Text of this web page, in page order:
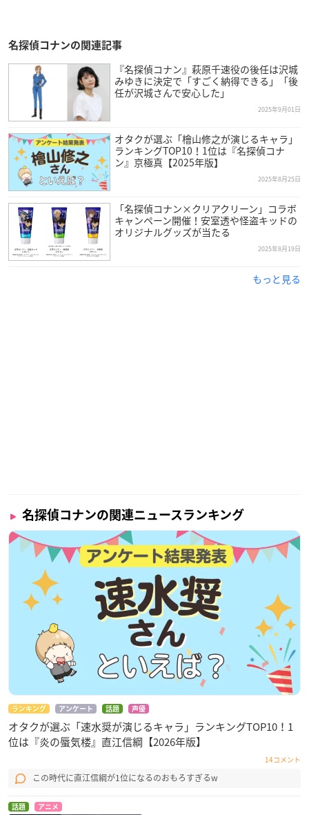
名探偵コナンの関連記事
『名探偵コナン』萩原千速役の後任は沢城
みゆきに決定で「すごく納得できる」「後
任が沢城さんで安心した」
2025年9月01日
オタクが選ぶ「檜山修之が演じるキャラ」
ランキングTOP10！1位は『名探偵コナ
ン』京極真【2025年版】
2025年8月25日
「名探偵コナン×クリアクリーン」コラボ
キャンペーン開催！安室透や怪盗キッドの
オリジナルグッズが当たる
2025年8月19日
もっと見る
名探偵コナンの関連ニュースランキング
ランキング アンケート 話題 声優
オタクが選ぶ「速水奨が演じるキャラ」ランキングTOP10！1
位は『炎の蜃気楼』直江信綱【2026年版】
14コメント
この時代に直江信綱が1位になるのおもろすぎるw
話題 アニメ